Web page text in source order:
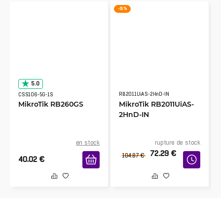
5.0
CSS106-5G-1S
MikroTik RB260GS
en stock
40.02 €
-31 %
RB2011UiAS-2HnD-IN
MikroTik RB2011UiAS-
2HnD-IN
rupture de stock
104.87 € 72.29 €